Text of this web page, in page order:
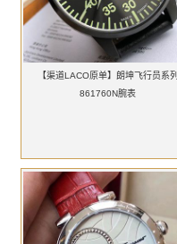
【渠道LACO原单】朗坤飞行员系列
861760N腕表